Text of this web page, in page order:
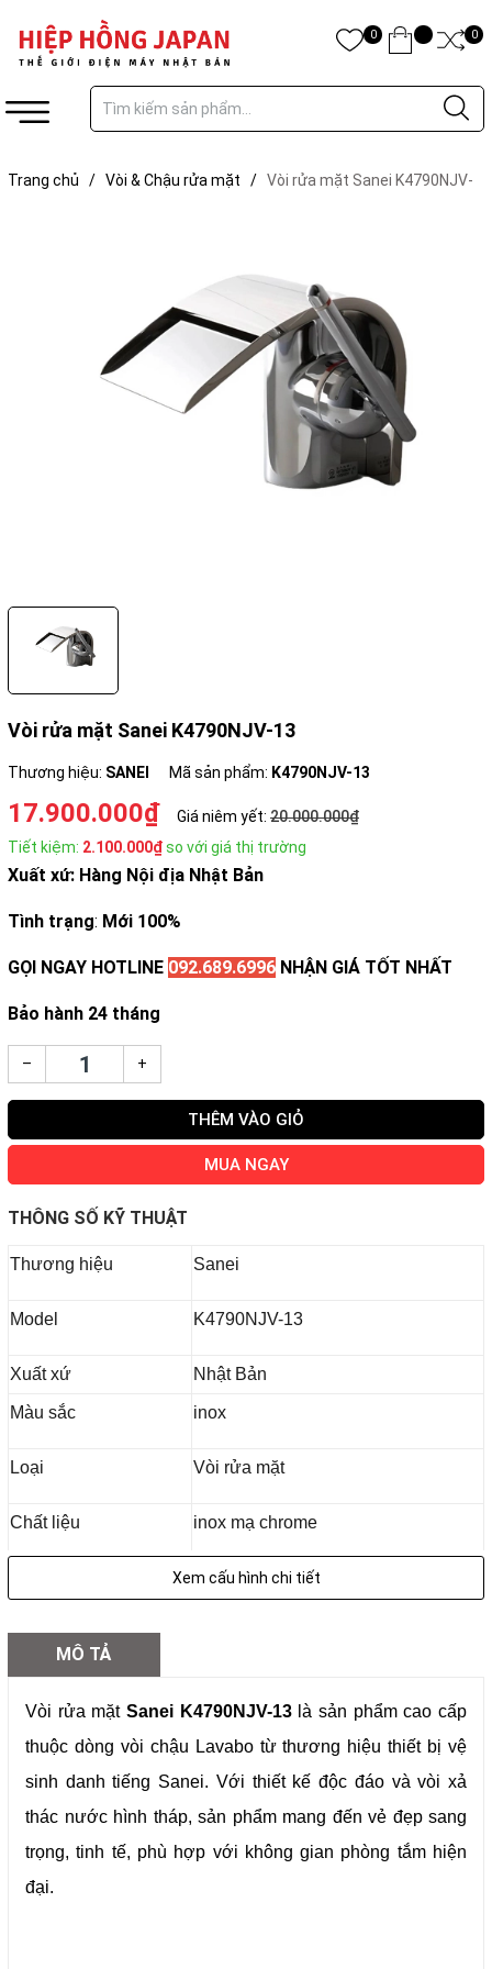
0 0
Trang chủ / Vòi & Chậu rửa mặt / Vòi rửa mặt Sanei K4790NJV-
Vòi rửa mặt Sanei K4790NJV-13
Thương hiệu: SANEI Mã sản phẩm: K4790NJV-13
17.900.000₫ Giá niêm yết: 20.000.000₫
Tiết kiệm: 2.100.000₫so với giá thị trường
Xuất xứ: Hàng Nội địa Nhật Bản
Tình trạng: Mới 100%
GỌI NGAY HOTLINE 092.689.6996 NHẬN GIÁ TỐT NHẤT
Bảo hành 24 tháng
– +
THÊM VÀO GIỎ
MUA NGAY
THÔNG SỐ KỸ THUẬT
Thương hiệu Sanei
Model K4790NJV-13
Xuất xứ Nhật Bản
Màu sắc inox
Loại Vòi rửa mặt
Chất liệu inox mạ chrome
121mm
Chiều dài vòi xả
Bảo hành 24 tháng
Xem cấu hình chi tiết
MÔ TẢ
Vòi rửa mặt Sanei K4790NJV-13là sản phẩm cao cấp
thuộc dòng vòi chậu Lavabo từ thương hiệu thiết bị vệ
sinh danh tiếng Sanei. Với thiết kế độc đáo và vòi xả
thác nước hình tháp, sản phẩm mang đến vẻ đẹp sang
trọng, tinh tế, phù hợp với không gian phòng tắm hiện
đại.